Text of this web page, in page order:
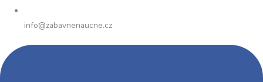
info@zabavnenaucne.cz